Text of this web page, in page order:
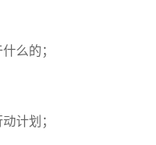
么的；
计划；